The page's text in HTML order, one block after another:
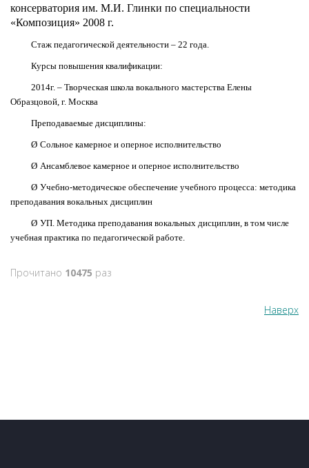
консерватория им. М.И. Глинки по специальности
«Композиция» 2008 г.
Стаж педагогической деятельности – 22 года.
Курсы повышения квалификации:
2014г. – Творческая школа вокального мастерства Елены
Образцовой, г. Москва
Преподаваемые дисциплины:
Ø Сольное камерное и оперное исполнительство
Ø Ансамблевое камерное и оперное исполнительство
Ø Учебно-методическое обеспечение учебного процесса: методика
преподавания вокальных дисциплин
Ø УП. Методика преподавания вокальных дисциплин, в том числе
учебная практика по педагогической работе.
Прочитано 10475 раз
Наверх